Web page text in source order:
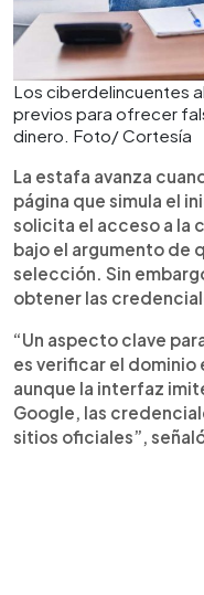
Los ciberdelincuentes
previos para ofrecer
dinero. Foto/ Cortesía
La estafa avanza
página que simula el
solicita el acceso a la
bajo el argumento de
selección. Sin
obtener las
“Un aspecto clave
es verificar el dominio
aunque la interfaz
Google, las
sitios oficiales”,